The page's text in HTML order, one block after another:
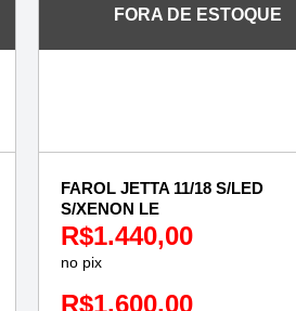
FORA DE ESTOQUE
FAROL JETTA 11/18 S/LED
S/XENON LE
R$1.440,00
no pix
R$1.600,00